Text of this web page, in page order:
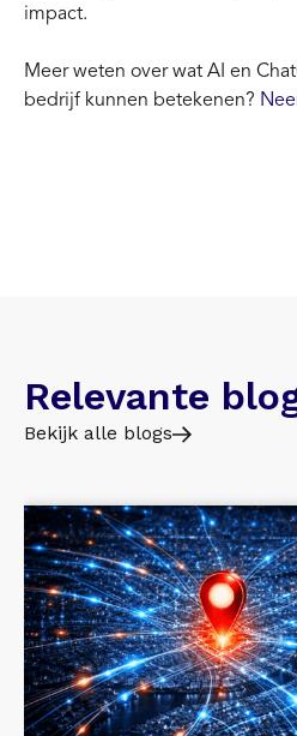
impact.
Meer weten over wat AI en
bedrijf kunnen betekenen?
Relevante
Bekijk alle blogs